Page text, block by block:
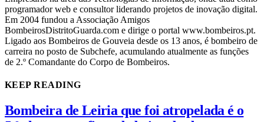
programador web e consultor liderando projetos de inovação digital.
Em 2004 fundou a Associação Amigos
BombeirosDistritoGuarda.com e dirige o portal www.bombeiros.pt.
Ligado aos Bombeiros de Gouveia desde os 13 anos, é bombeiro de
carreira no posto de Subchefe, acumulando atualmente as funções
de 2.º Comandante do Corpo de Bombeiros.
KEEP READING
Bombeira de Leiria que foi atropelada é o